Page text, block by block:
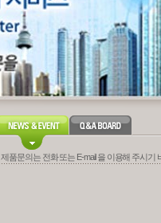
제품문의는 전화 또는 E-mail 을 이용해 주시기
Preparative LC